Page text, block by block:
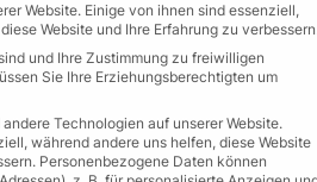
Website. Einige von ihnen sind essenziell,
Website und Ihre Erfahrung zu
und Ihre Zustimmung zu freiwilligen
Sie Ihre Erziehungsberechtigten um
Technologien auf unserer Website.
während andere uns helfen, diese Website
Personenbezogene Daten können